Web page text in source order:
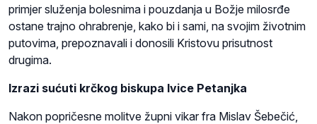
primjer služenja bolesnima i pouzdanja u Božje milosrđe
ostane trajno ohrabrenje, kako bi i sami, na svojim životnim
putovima, prepoznavali i donosili Kristovu prisutnost
drugima.
Izrazi sućuti krčkog biskupa Ivice Petanjka
Nakon popričesne molitve župni vikar fra Mislav Šebečić,